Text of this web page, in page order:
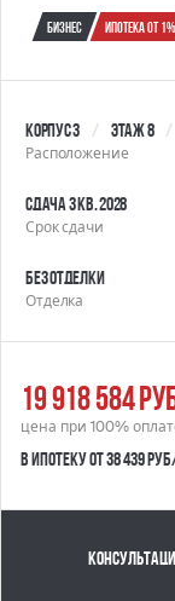
Бизнес Ипотека от 1%
Корпус 3 Этаж 8
Расположение
Сдача 3 кв. 2028
Срок сдачи
Без отделки
Отделка
19 918 584
цена при 100%
в ипотеку от 38 439